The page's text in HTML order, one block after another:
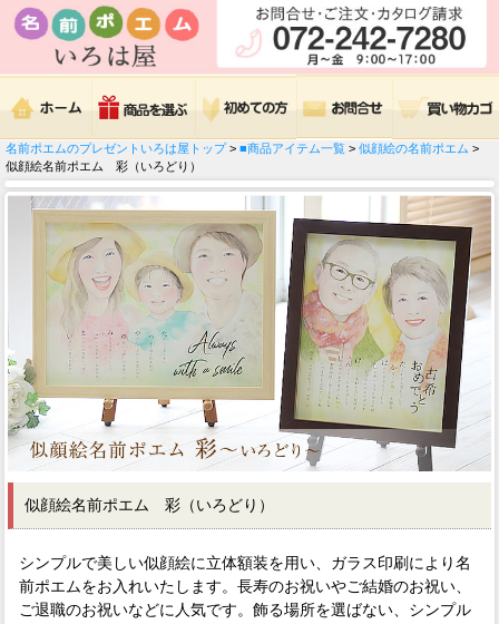
名前ポエムのプレゼントいろは屋トップ> ■商品アイテム一覧 > 似顔絵の名前ポエム >
似顔絵名前ポエム 彩（いろどり）
似顔絵名前ポエム 彩（いろどり）
シンプルで美しい似顔絵に立体額装を用い、ガラス印刷により名
前ポエムをお入れいたします。長寿のお祝いやご結婚のお祝い、
ご退職のお祝いなどに人気です。飾る場所を選ばない、シンプル